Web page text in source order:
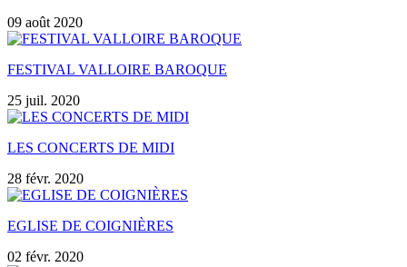
09 août 2020
FESTIVAL VALLOIRE BAROQUE
25 juil. 2020
LES CONCERTS DE MIDI
28 févr. 2020
EGLISE DE COIGNIÈRES
02 févr. 2020